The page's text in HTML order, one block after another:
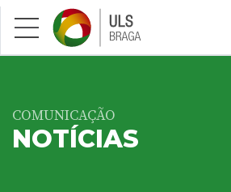
Saltar para conteúdo principal
COMUNICAÇÃO
NOTÍCIAS